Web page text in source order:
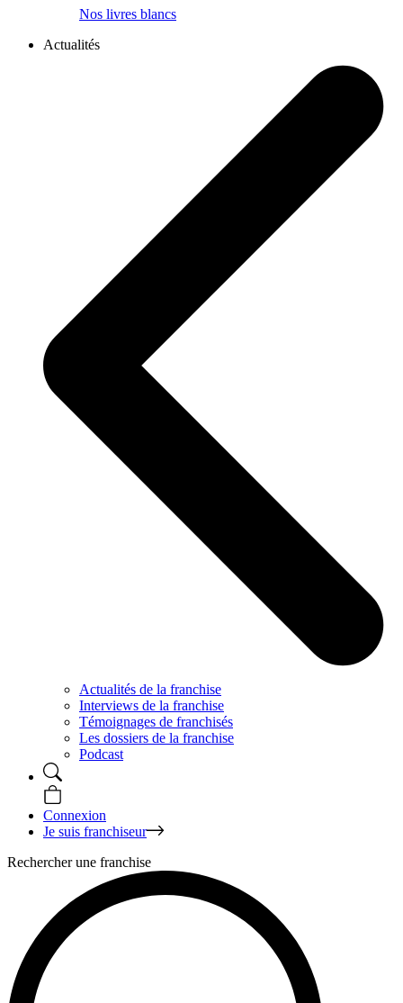
Nos livres blancs
Actualités
Actualités de la franchise
Interviews de la franchise
Témoignages de franchisés
Les dossiers de la franchise
Podcast
Connexion
Je suis franchiseur
Rechercher une franchise